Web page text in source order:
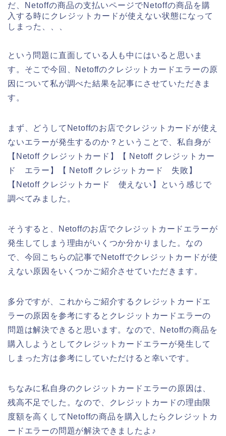
だ、Netoffの商品の支払いページでNetoffの商品を購
入する時にクレジットカードが使えない状態になって
しまった、、、
という問題に直面している人も中にはいると思いま
す。そこで今回、Netoffのクレジットカードエラーの原
因について私が調べた結果を記事にさせていただきま
す。
まず、どうしてNetoffのお店でクレジットカードが使え
ないエラーが発生するのか？ということで、私自身が
【Netoff クレジットカード】【 Netoff クレジットカー
ド エラー】【 Netoff クレジットカード 失敗】
【Netoff クレジットカード 使えない】という感じで
調べてみました。
そうすると、Netoffのお店でクレジットカードエラーが
発生してしまう理由がいくつか分かりました。なの
で、今回こちらの記事でNetoffでクレジットカードが使
えない原因をいくつかご紹介させていただきます。
多分ですが、これからご紹介するクレジットカードエ
ラーの原因を参考にするとクレジットカードエラーの
問題は解決できると思います。なので、Netoffの商品を
購入しようとしてクレジットカードエラーが発生して
しまった方は参考にしていただけると幸いです。
ちなみに私自身のクレジットカードエラーの原因は、
残高不足でした。なので、クレジットカードの理由限
度額を高くしてNetoffの商品を購入したらクレジットカ
ードエラーの問題が解決できましたよ♪